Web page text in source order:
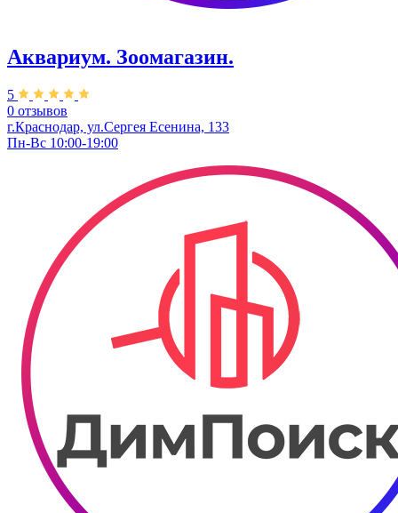
Аквариум. Зоомагазин.
5
0 отзывов
г.Краснодар, ул.Сергея Есенина, 133
Пн-Вс 10:00-19:00